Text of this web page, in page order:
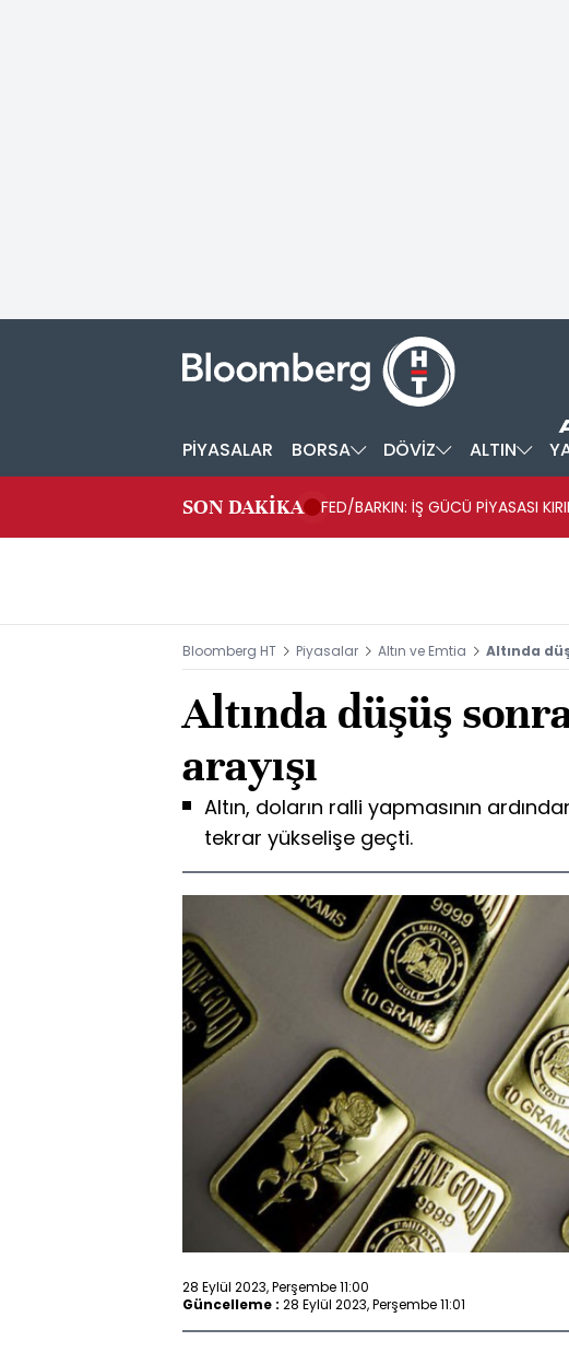
PİYASALAR BORSA DÖVİZ ALTIN
SON DAKİKA
FED/BARKIN: İŞ GÜCÜ PİYASASI
Bloomberg HT Piyasalar Altın ve Emtia Altında
Altında düşüş
arayışı
Altın, doların ralli yapmasının
tekrar yükselişe geçti.
28 Eylül 2023, Perşembe 11:00
Güncelleme : 28 Eylül 2023, Perşembe 11:01